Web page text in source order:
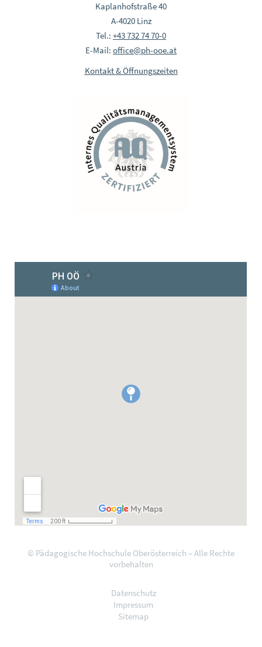
Kaplanhofstraße 40
A-4020 Linz
Tel.: +43 732 74 70-0
E-Mail: office@ph-ooe.at
Kontakt & Öffnungszeiten
© Pädagogische Hochschule Oberösterreich – Alle Rechte
vorbehalten
Datenschutz
Impressum
Sitemap